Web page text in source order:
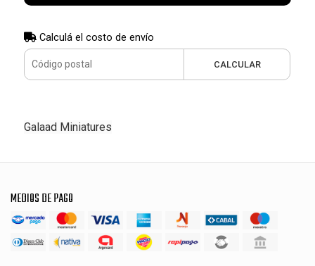
Calculá el costo de envío
CALCULAR
Galaad Miniatures
MEDIOS DE PAGO